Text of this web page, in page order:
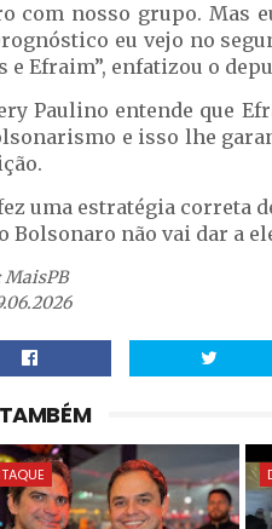
com nosso grupo. Mas
eu vejo no
e Efraim”, enfatizou o
Paulino entende que
e isso lhe
uma estratégia correta
Bolsonaro não vai dar a
MaisPB